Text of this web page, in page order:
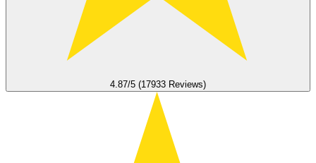
4.87/5 (17933 Reviews)